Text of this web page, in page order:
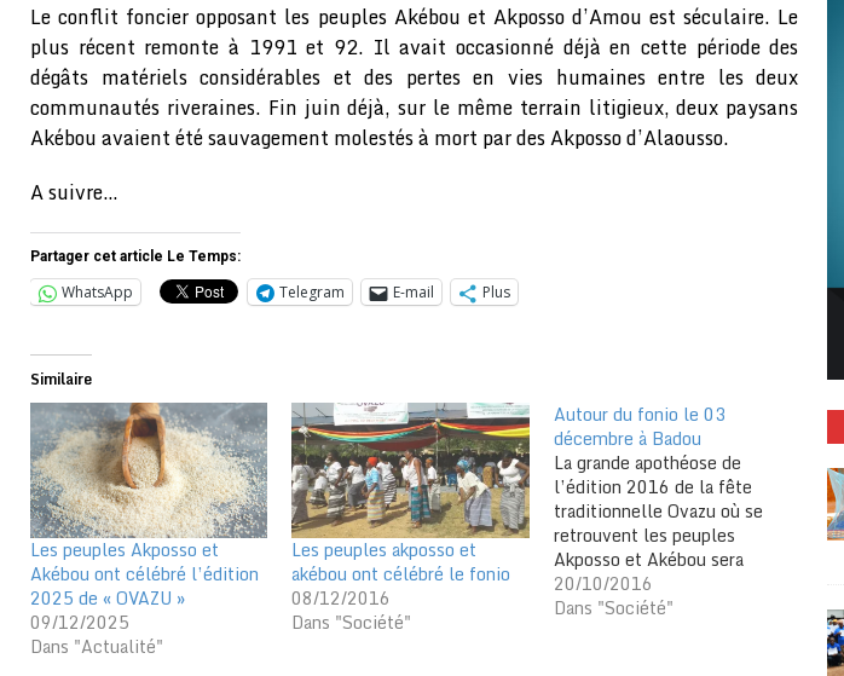
Le conflit foncier opposant les peuples Akébou et Akposso d’Amou est séculaire. Le
plus récent remonte à 1991 et 92. Il avait occasionné déjà en cette période des
dégâts matériels considérables et des pertes en vies humaines entre les deux
communautés riveraines. Fin juin déjà, sur le même terrain litigieux, deux paysans
Akébou avaient été sauvagement molestés à mort par des Akposso d’Alaousso.
A suivre…
Partager cet article Le Temps:
WhatsApp Telegram E-mail Plus
Similaire
Les peuples Akposso et
Akébou ont célébré l’édition
2025 de « OVAZU »
09/12/2025
Dans "Actualité"
Les peuples akposso et
akébou ont célébré le fonio
08/12/2016
Dans "Société"
Autour du fonio le 03
décembre à Badou
La grande apothéose de
l’édition 2016 de la fête
traditionnelle Ovazu où se
retrouvent les peuples
Akposso et Akébou sera
célébrée le 3 décembre à
Badou. Une concertation
20/10/2016
Dans "Société"